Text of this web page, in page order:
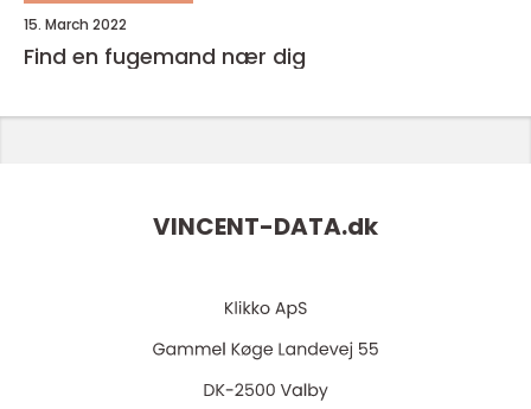
15. March 2022
Find en fugemand nær dig
VINCENT-DATA.dk